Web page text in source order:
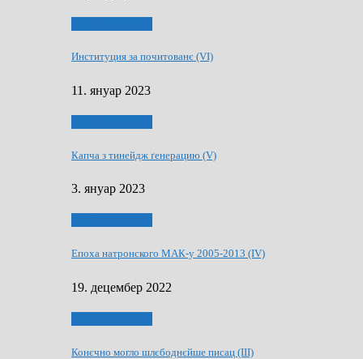
Институция за почитованє (VI)
11. януар 2023
Капча з тинейдж ґенерацию (V)
3. януар 2023
Епоха натронского МАК-у 2005-2013 (IV)
19. децембер 2022
Конєчно могло шлєбоднєйше писац (III)